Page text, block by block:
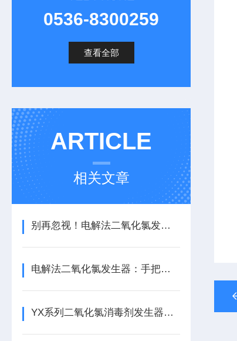
0536-8300259
查看全部
ARTICLE
相关文章
别再忽视！电解法二氧化氯发生器的这些关键功能，藏着消毒效率密码
电解法二氧化氯发生器：手把手拆解操作全流程，小白也能轻松拿捏！
YX系列二氧化氯消毒剂发生器介绍